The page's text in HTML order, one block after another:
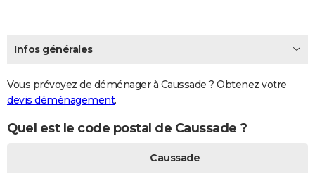
Infos générales
Vous prévoyez de déménager à Caussade ? Obtenez votre
devis déménagement.
Quel est le code postal de Caussade ?
Caussade